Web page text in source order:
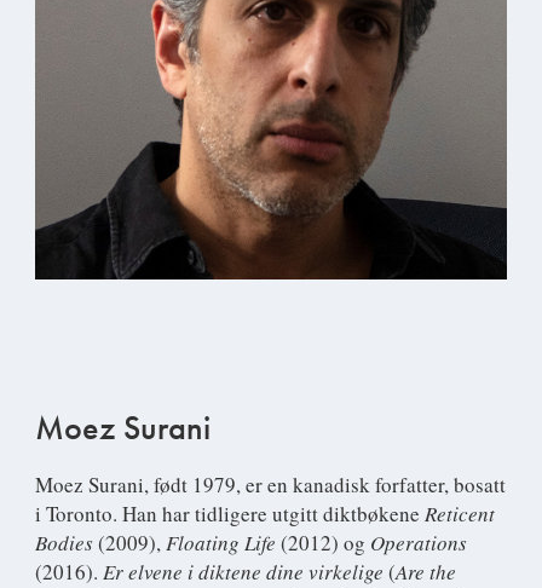
Moez Surani
Moez Surani, født 1979, er en kanadisk forfatter, bosatt
i Toronto. Han har tidligere utgitt diktbøkene Reticent
Bodies(2009), Floating Life (2012) og Operations
(2016). Er elvene i diktene dine virkelige (Are the